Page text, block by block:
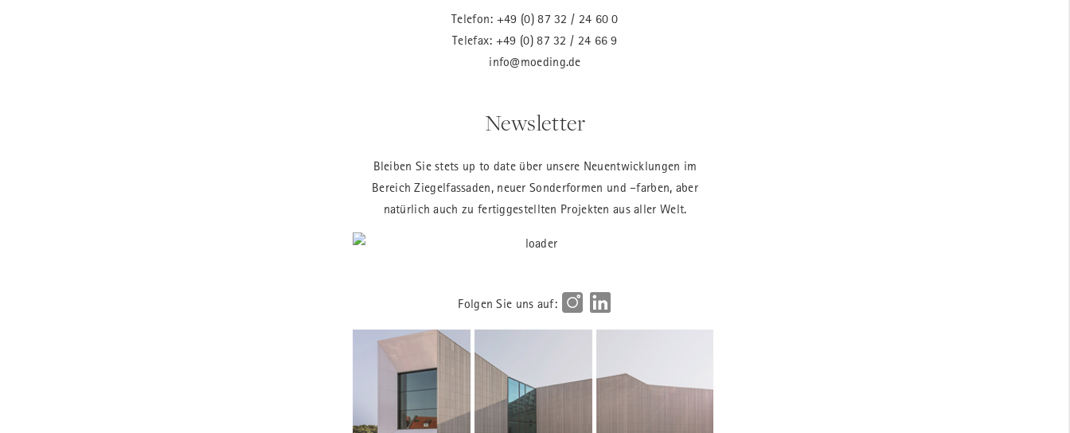
Telefon: +49 (0) 87 32 / 24 60 0
Telefax: +49 (0) 87 32 / 24 66 9
info@moeding.de
Newsletter
Bleiben Sie stets up to date über unsere Neuentwicklungen im
Bereich Ziegelfassaden, neuer Sonderformen und –farben, aber
natürlich auch zu fertiggestellten Projekten aus aller Welt.
Folgen Sie uns auf: